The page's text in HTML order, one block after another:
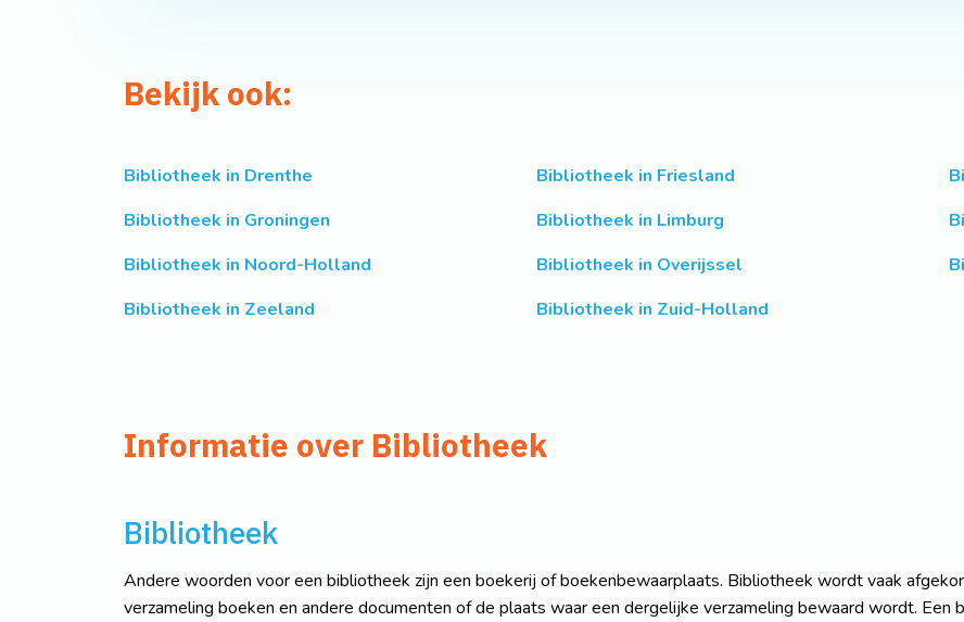
Bekijk ook:
Bibliotheek in Drenthe Bibliotheek in Friesland
Bibliotheek in Groningen
Bibliotheek in Limburg
Bibliotheek in Noord-Holland
Bibliotheek in Overijssel
Bibliotheek in Zeeland
Bibliotheek in Zuid-Holland
Informatie over Bibliotheek
Bibliotheek
Andere woorden voor een bibliotheek zijn een boekerij of boekenbewaarplaats. Bibliotheek wordt vaak
verzameling boeken en andere documenten of de plaats waar een dergelijke verzameling bewaard wordt.